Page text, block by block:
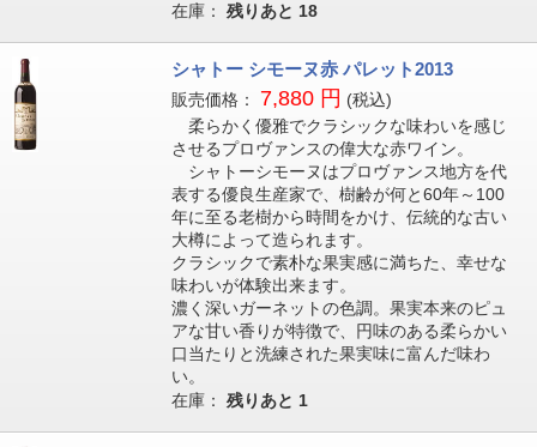
在庫： 残りあと 18
シャトー シモーヌ赤 パレット2013
販売価格： 7,880 円 (税込)
柔らかく優雅でクラシックな味わいを感じ
させるプロヴァンスの偉大な赤ワイン。
シャトーシモーヌはプロヴァンス地方を代
表する優良生産家で、樹齢が何と60年～100
年に至る老樹から時間をかけ、伝統的な古い
大樽によって造られます。
クラシックで素朴な果実感に満ちた、幸せな
味わいが体験出来ます。
濃く深いガーネットの色調。果実本来のピュ
アな甘い香りが特徴で、円味のある柔らかい
口当たりと洗練された果実味に富んだ味わ
い。
在庫： 残りあと 1